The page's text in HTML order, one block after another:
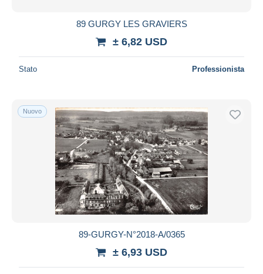
89 GURGY LES GRAVIERS
± 6,82 USD
Stato Professionista
Nuovo
89-GURGY-N°2018-A/0365
± 6,93 USD